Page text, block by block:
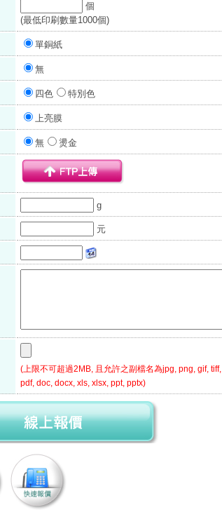
個
(最低印刷數量1000個)
單銅紙
無
四色 特別色
上亮膜
無 燙金
g
元
(上限不可超過2MB, 且允許之副檔名為jpg, png, gif, tiff,
pdf, doc, docx, xls, xlsx, ppt, pptx)